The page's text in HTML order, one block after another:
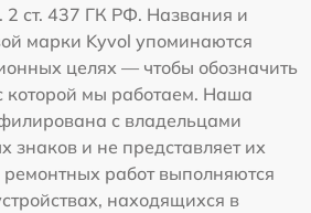
2 ст. 437 ГК РФ. Названия и
марки Kyvol упоминаются
целях — чтобы обозначить
которой мы работаем. Наша
с владельцами
знаков и не представляет их
работ выполняются
находящихся в